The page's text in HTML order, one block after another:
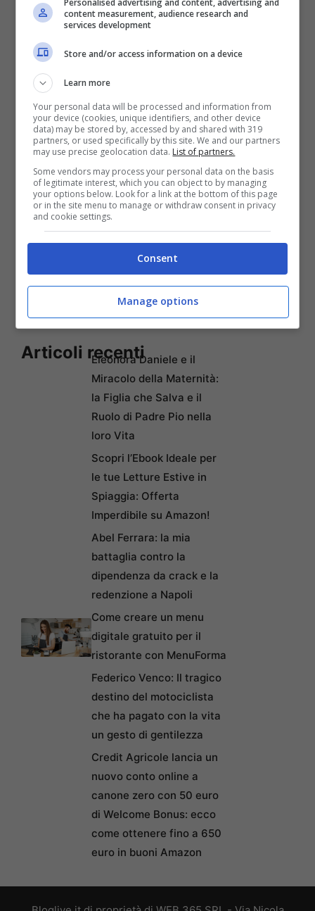
Articoli recentiEleonora Daniele e il
Miracolo della Maternità:
la Figlia che Salva e il
Ruolo di Padre Pio nella
loro Vita
Scopri l’Ebook Ideale per
le tue Letture Estive in
Spiaggia: Offerta
Imperdibile su Amazon!
Abel Ferrara: la mia
battaglia contro la
dipendenza da crack e la
redenzione a Napoli
Come creare un menu
digitale gratuito per il
ristorante con MenuForma
Federico Venco: Il tragico
destino del motociclista
che ha pagato con la vita
un gesto di gentilezza
Credit Agricole lancia un
nuovo conto online a
canone zero con 50 euro
di Welcome Bonus: ecco
come ottenere fino a 650
euro in buoni Amazon
Personalised advertising and content, advertising and
content measurement, audience research and
services development
Store and/or access information on a device
Learn more
Your personal data will be processed and information from
your device (cookies, unique identifiers, and other device
data) may be stored by, accessed by and shared with 319
partners, or used specifically by this site. We and our partners
may use precise geolocation data. List of partners.
Some vendors may process your personal data on the basis
of legitimate interest, which you can object to by managing
your options below. Look for a link at the bottom of this page
or in the site menu to manage or withdraw consent in privacy
and cookie settings.
Consent
Manage options